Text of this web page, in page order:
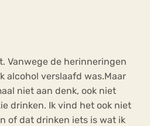
Vanwege de herinneringen
alcohol verslaafd was.Maar
niet aan denk, ook niet
drinken. Ik vind het ook niet
of dat drinken iets is wat ik